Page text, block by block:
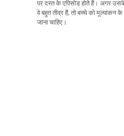
पर दस्त के एपिसोड होते हैं। अगर
वे बहुत तीव्र हैं, तो बच्चे को मूल्यांकन के
जाना चाहिए।